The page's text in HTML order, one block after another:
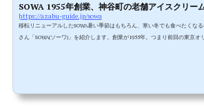
SOWA 1955年創業、神谷町の老舗アイスクリー
https://azabu-guide.jp/sowa
移転リニューアルしたSOWA暑い季節はもちろん、寒い冬でも食べたくな
さん「SOWA(ソーワ)」を紹介します。創業が1955年。つまり前回の東京